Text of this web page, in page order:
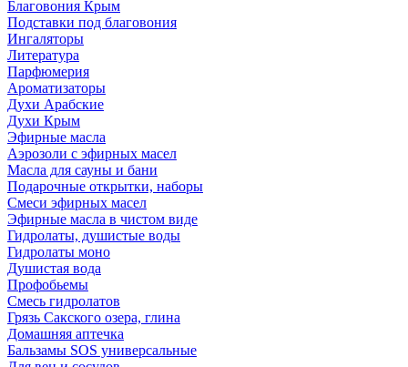
Благовония Крым
Подставки под благовония
Ингаляторы
Литература
Парфюмерия
Ароматизаторы
Духи Арабские
Духи Крым
Эфирные масла
Аэрозоли с эфирных масел
Масла для сауны и бани
Подарочные открытки, наборы
Смеси эфирных масел
Эфирные масла в чистом виде
Гидролаты, душистые воды
Гидролаты моно
Душистая вода
Профобьемы
Смесь гидролатов
Грязь Сакского озера, глина
Домашняя аптечка
Бальзамы SOS универсальные